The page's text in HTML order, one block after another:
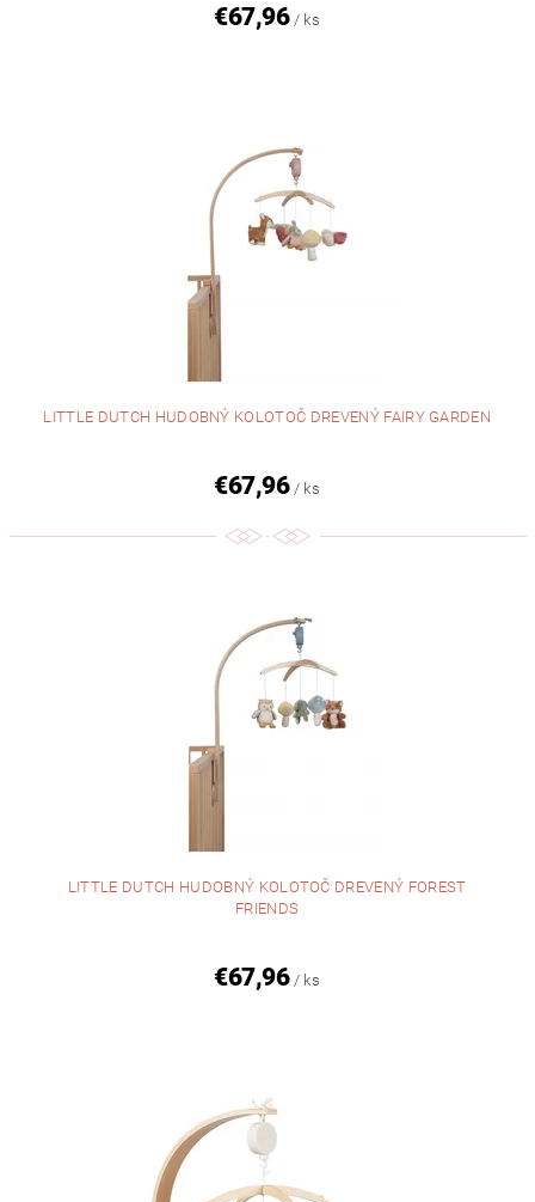
€67,96 / ks
LITTLE DUTCH HUDOBNÝ KOLOTOČ DREVENÝ FAIRY GARDEN
€67,96 / ks
LITTLE DUTCH HUDOBNÝ KOLOTOČ DREVENÝ FOREST
FRIENDS
€67,96 / ks